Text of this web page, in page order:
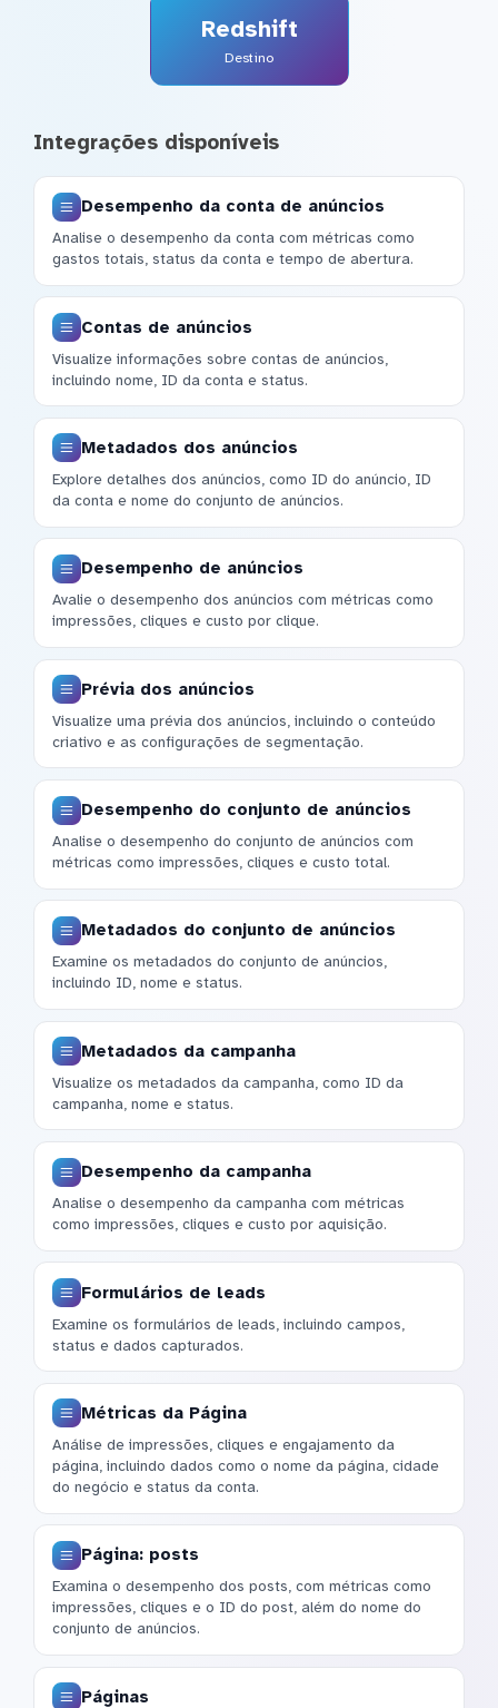
Redshift
Destino
Integrações disponíveis
Desempenho da conta de anúncios
Analise o desempenho da conta com métricas como
gastos totais, status da conta e tempo de abertura.
Contas de anúncios
Visualize informações sobre contas de anúncios,
incluindo nome, ID da conta e status.
Metadados dos anúncios
Explore detalhes dos anúncios, como ID do anúncio, ID
da conta e nome do conjunto de anúncios.
Desempenho de anúncios
Avalie o desempenho dos anúncios com métricas como
impressões, cliques e custo por clique.
Prévia dos anúncios
Visualize uma prévia dos anúncios, incluindo o conteúdo
criativo e as configurações de segmentação.
Desempenho do conjunto de anúncios
Analise o desempenho do conjunto de anúncios com
métricas como impressões, cliques e custo total.
Metadados do conjunto de anúncios
Examine os metadados do conjunto de anúncios,
incluindo ID, nome e status.
Metadados da campanha
Visualize os metadados da campanha, como ID da
campanha, nome e status.
Desempenho da campanha
Analise o desempenho da campanha com métricas
como impressões, cliques e custo por aquisição.
Formulários de leads
Examine os formulários de leads, incluindo campos,
status e dados capturados.
Métricas da Página
Análise de impressões, cliques e engajamento da
página, incluindo dados como o nome da página, cidade
do negócio e status da conta.
Página: posts
Examina o desempenho dos posts, com métricas como
impressões, cliques e o ID do post, além do nome do
conjunto de anúncios.
Páginas